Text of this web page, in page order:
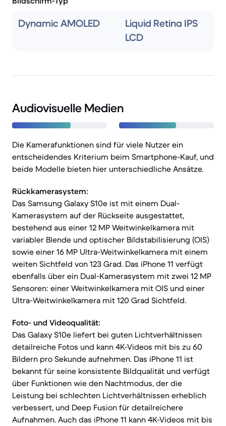
Dynamic AMOLED
Liquid Retina IPS
LCD
Audiovisuelle Medien
Die Kamerafunktionen sind für viele Nutzer ein
entscheidendes Kriterium beim Smartphone-Kauf, und
beide Modelle bieten hier unterschiedliche Ansätze.
Rückkamerasystem:
Das Samsung Galaxy S10e ist mit einem Dual-
Kamerasystem auf der Rückseite ausgestattet,
bestehend aus einer 12 MP Weitwinkelkamera mit
variabler Blende und optischer Bildstabilisierung (OIS)
sowie einer 16 MP Ultra-Weitwinkelkamera mit einem
weiten Sichtfeld von 123 Grad. Das iPhone 11 verfügt
ebenfalls über ein Dual-Kamerasystem mit zwei 12 MP
Sensoren: einer Weitwinkelkamera mit OIS und einer
Ultra-Weitwinkelkamera mit 120 Grad Sichtfeld.
Foto- und Videoqualität:
Das Galaxy S10e liefert bei guten Lichtverhältnissen
detailreiche Fotos und kann 4K-Videos mit bis zu 60
Bildern pro Sekunde aufnehmen. Das iPhone 11 ist
bekannt für seine konsistente Bildqualität und verfügt
über Funktionen wie den Nachtmodus, der die
Leistung bei schlechten Lichtverhältnissen erheblich
verbessert, und Deep Fusion für detailreichere
Aufnahmen. Auch das iPhone 11 kann 4K-Videos mit bis